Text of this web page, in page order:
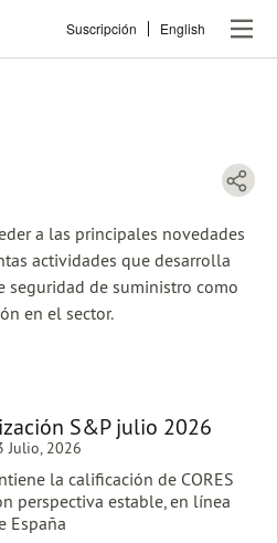
contenido
Suscripción English
a las principales novedades
actividades que desarrolla
seguridad de suministro como
en el sector.
S&P julio 2026
Julio, 2026
la calificación de CORES
perspectiva estable, en línea
España